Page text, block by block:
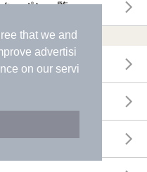
that we and
advertisi
on our servi
ーポン一覧